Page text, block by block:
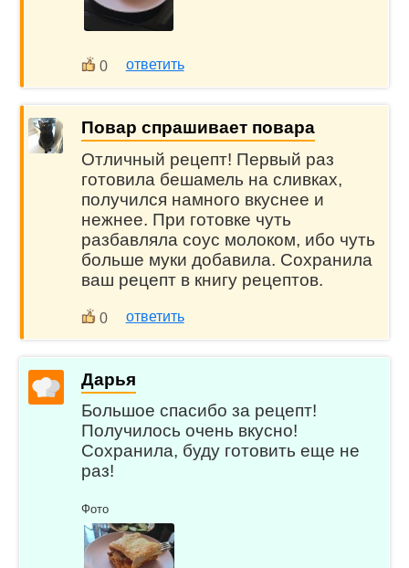
0 ответить
Повар спрашивает повара
Отличный рецепт! Первый раз
готовила бешамель на сливках,
получился намного вкуснее и
нежнее. При готовке чуть
разбавляла соус молоком, ибо чуть
больше муки добавила. Сохранила
ваш рецепт в книгу рецептов.
0 ответить
Дарья
Большое спасибо за рецепт!
Получилось очень вкусно!
Сохранила, буду готовить еще не
раз!
Фото